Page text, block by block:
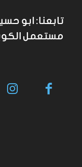
تابعنا: ابو
مستعمل الكويت